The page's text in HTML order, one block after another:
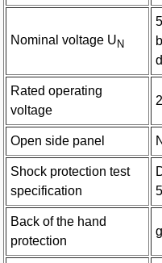
Nominal voltage U N
Rated operating
voltage
Open side panel
Shock protection test
specification
Back of the hand
protection